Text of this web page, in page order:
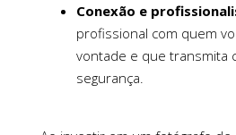
Conexão e
profissional com quem
vontade e que transmita
segurança.